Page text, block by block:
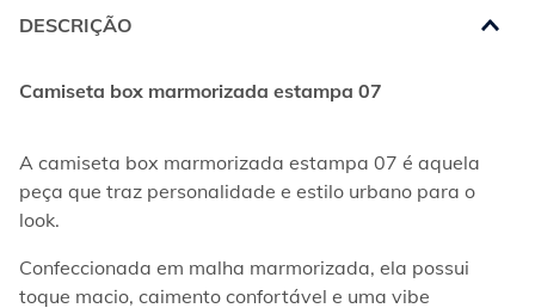
DESCRIÇÃO
Camiseta box marmorizada estampa 07
A camiseta box marmorizada estampa 07 é aquela
peça que traz personalidade e estilo urbano para o
look.
Confeccionada em malha marmorizada, ela possui
toque macio, caimento confortável e uma vibe